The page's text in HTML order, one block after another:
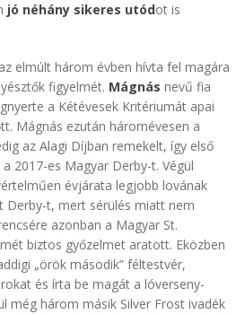
jó néhány sikeres utódot is
elmúlt három évben hívta fel magára
figyelmét. Mágnás nevű fia
a Kétévesek Kritériumát apai
Mágnás ezután háromévesen a
az Alagi Díjban remekelt, így első
2017-es Magyar Derby-t. Végül
évjárata legjobb lovának
Derby-t, mert sérülés miatt nem
azonban a Magyar St.
biztos győzelmet aratott. Eközben
„örök második” féltestvér,
és írta be magát a lóverseny-
még három másik Silver Frost ivadék